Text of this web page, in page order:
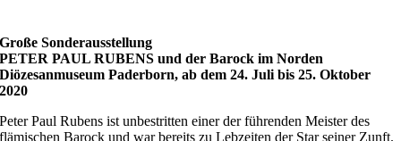
Große Sonderausstellung
PETER PAUL RUBENS und der Barock im Norden
Diözesanmuseum Paderborn, ab dem 24. Juli bis 25. Oktober
2020
Peter Paul Rubens ist unbestritten einer der führenden Meister des
flämischen Barock und war bereits zu Lebzeiten der Star seiner Zunft.